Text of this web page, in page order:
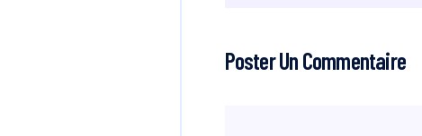
Poster Un Commentaire